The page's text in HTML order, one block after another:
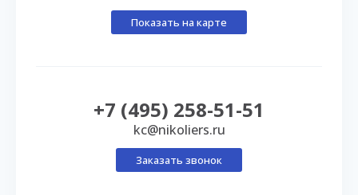
Показать на карте
+7 (495) 258-51-51
kc@nikoliers.ru
Заказать звонок